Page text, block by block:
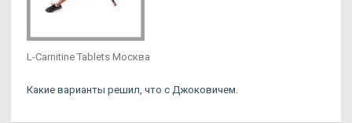
L-Carnitine Tablets Москва
Какие варианты решил, что с Джоковичем.